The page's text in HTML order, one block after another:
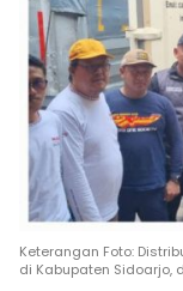
Keterangan Foto:
di Kabupaten Sidoarjo,